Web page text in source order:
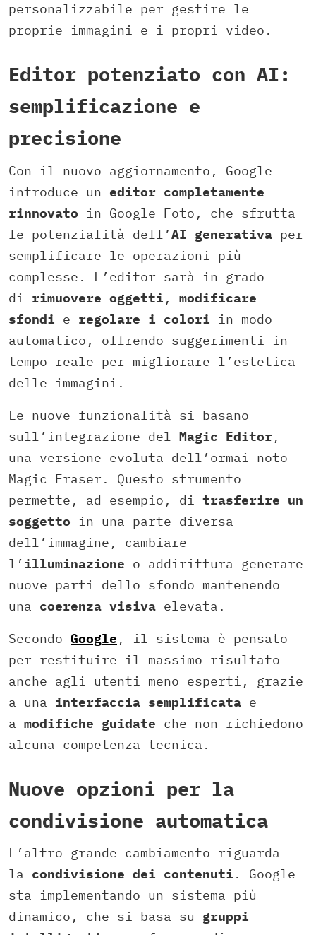
personalizzabile per gestire le
proprie immagini e i propri video.
Editor potenziato con AI:
semplificazione e
precisione
Con il nuovo aggiornamento, Google
introduce un editor completamente
rinnovato in Google Foto, che sfrutta
le potenzialità dell’AI generativa per
semplificare le operazioni più
complesse. L’editor sarà in grado
di rimuovere oggetti , modificare
sfondi e regolare i colori in modo
automatico, offrendo suggerimenti in
tempo reale per migliorare l’estetica
delle immagini.
Le nuove funzionalità si basano
sull’integrazione del Magic Editor ,
una versione evoluta dell’ormai noto
Magic Eraser. Questo strumento
permette, ad esempio, di trasferire un
soggetto in una parte diversa
dell’immagine, cambiare
l’ illuminazione o addirittura generare
nuove parti dello sfondo mantenendo
una coerenza visiva elevata.
Secondo Google , il sistema è pensato
per restituire il massimo risultato
anche agli utenti meno esperti, grazie
a una interfaccia semplificata e
a modifiche guidate che non richiedono
alcuna competenza tecnica.
Nuove opzioni per la
condivisione automatica
L’altro grande cambiamento riguarda
la condivisione dei contenuti . Google
sta implementando un sistema più
dinamico, che si basa su gruppi